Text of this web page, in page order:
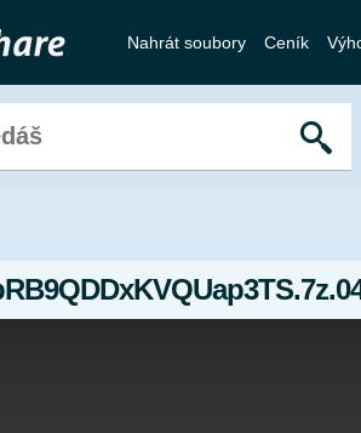
Nahrát soubory Ceník